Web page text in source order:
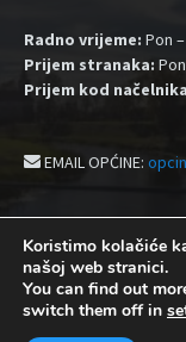
Radno vrijeme: Pon
Prijem stranaka:
Prijem kod
EMAIL OPĆINE:
Izjava o
Koristimo kolačiće
našoj web stranici.
You can find out
switch them off in